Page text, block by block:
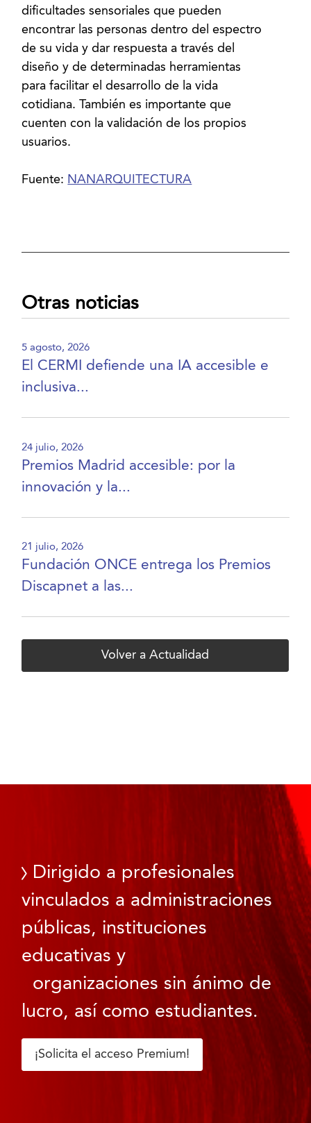
dificultades sensoriales que pueden
encontrar las personas dentro del espectro
de su vida y dar respuesta a través del
diseño y de determinadas herramientas
para facilitar el desarrollo de la vida
cotidiana. También es importante que
cuenten con la validación de los propios
usuarios.
Fuente: NANARQUITECTURA
Otras noticias
5 agosto, 2026
El CERMI defiende una IA accesible e
inclusiva...
24 julio, 2026
Premios Madrid accesible: por la
innovación y la...
21 julio, 2026
Fundación ONCE entrega los Premios
Discapnet a las...
Volver a Actualidad
Dirigido a profesionales
vinculados a administraciones
públicas, instituciones
educativas y
organizaciones sin ánimo de
lucro, así como estudiantes.
¡Solicita el acceso Premium!